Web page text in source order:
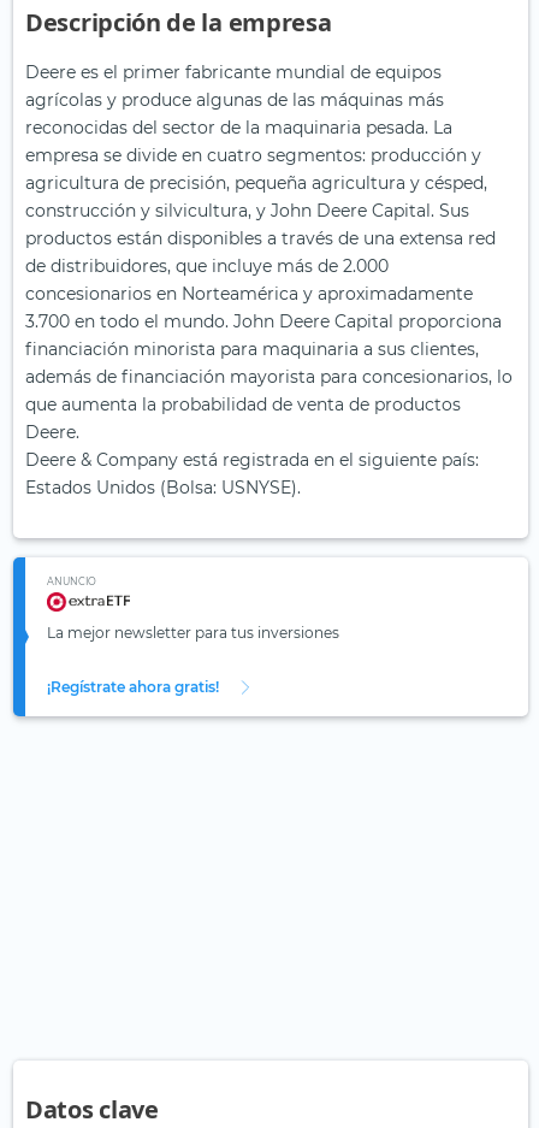
Descripción de la empresa
Deere es el primer fabricante mundial de equipos
agrícolas y produce algunas de las máquinas más
reconocidas del sector de la maquinaria pesada. La
empresa se divide en cuatro segmentos: producción y
agricultura de precisión, pequeña agricultura y césped,
construcción y silvicultura, y John Deere Capital. Sus
productos están disponibles a través de una extensa red
de distribuidores, que incluye más de 2.000
concesionarios en Norteamérica y aproximadamente
3.700 en todo el mundo. John Deere Capital proporciona
financiación minorista para maquinaria a sus clientes,
además de financiación mayorista para concesionarios, lo
que aumenta la probabilidad de venta de productos
Deere.
Deere & Company está registrada en el siguiente país:
Estados Unidos (Bolsa: USNYSE).
ANUNCIO
La mejor newsletter para tus inversiones
¡Regístrate ahora gratis!
Datos clave